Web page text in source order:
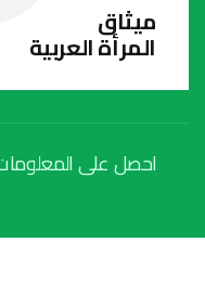
ميثاق
المرأة العربية
احصل على